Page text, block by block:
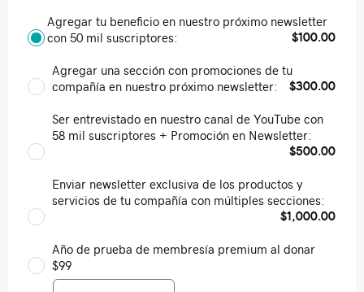
Agregar tu beneficio en nuestro próximo newsletter
con 50 mil suscriptores:
$100.00
Agregar una sección con promociones de tu
compañía en nuestro próximo newsletter:
$300.00
Ser entrevistado en nuestro canal de YouTube con
58 mil suscriptores + Promoción en Newsletter:
$500.00
Enviar newsletter exclusiva de los productos y
servicios de tu compañía con múltiples secciones:
$1,000.00
Año de prueba de membresía premium al donar
$99